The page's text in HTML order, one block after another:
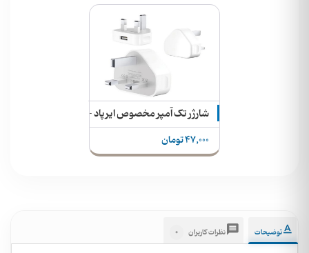
47,000 تومان
توضیحات نظرات کاربران 0